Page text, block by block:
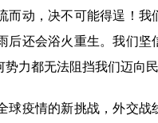
而动，决不可能得逞！
后还会浴火重生。我们
力都无法阻挡我们迈向
疫情的新挑战，外交战